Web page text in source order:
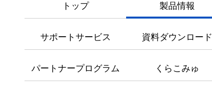
トップ 製品情報
サポートサービス 資料ダウンロード
パートナープログラム くらこみゅ